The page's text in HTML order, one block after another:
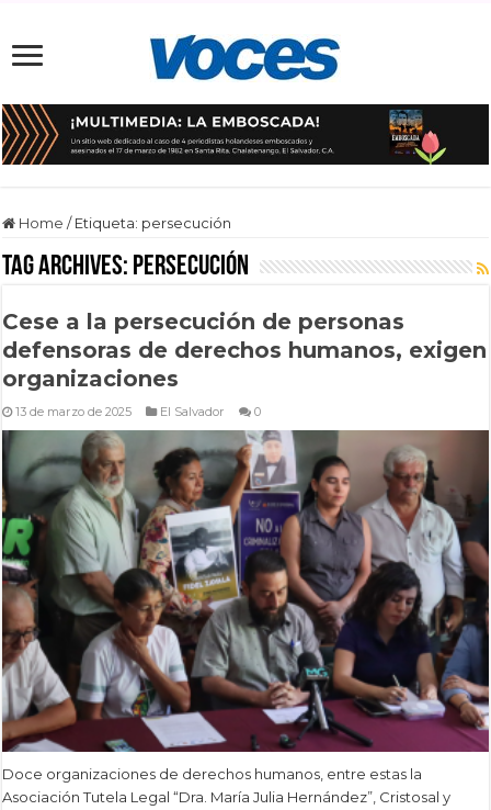
Home / Etiqueta: persecución
Tag Archives: persecución
Cese a la persecución de personas
defensoras de derechos humanos, exigen
organizaciones
13 de marzo de 2025 El Salvador 0
Doce organizaciones de derechos humanos, entre estas la
Asociación Tutela Legal “Dra. María Julia Hernández”, Cristosal y